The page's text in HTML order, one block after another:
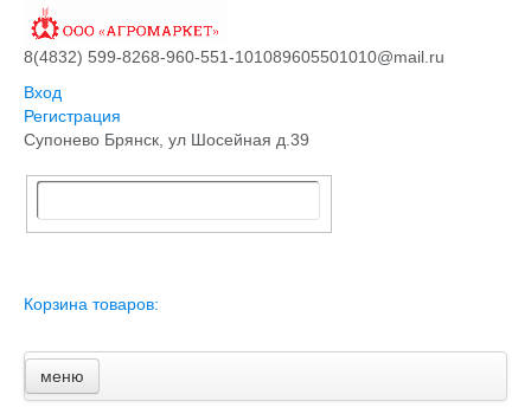
8(4832) 599-8268-960-551-101089605501010@mail.ru
Вход
Регистрация
Супонево Брянск, ул Шосейная д.39
Корзина товаров:
меню
Главная